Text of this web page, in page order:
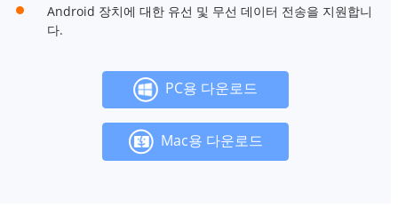
Android 장치에 대한 유선 및 무선 데이터 전송을 지원합니
다.
PC용 다운로드
Mac용 다운로드